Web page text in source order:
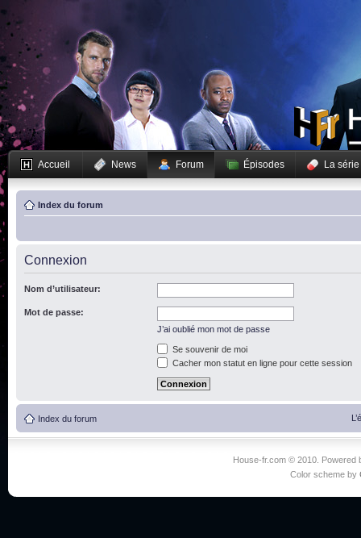
Accueil News Forum Épisodes La série
Index du forum
Connexion
Nom d’utilisateur:
Mot de passe:
J’ai oublié mon mot de passe
Se souvenir de moi
Cacher mon statut en ligne pour cette session
Index du forum
House-fr.com © 2010. Powered
Color scheme by